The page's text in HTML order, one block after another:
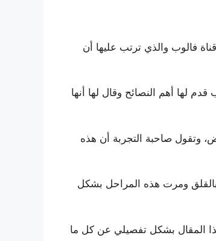
فالوب والذي ترتب عليها أن
لها أهم النصائح وقال لها أنها
وتقول صاحبة التجربة أن هذه
بالقلق ومرت هذه المراحل بشكل
المقال بشكل تفصيلي عن كل ما